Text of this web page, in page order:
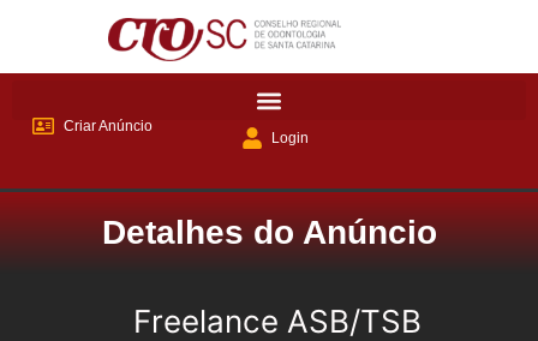
Criar Anúncio
Login
Detalhes do Anúncio
Freelance ASB/TSB